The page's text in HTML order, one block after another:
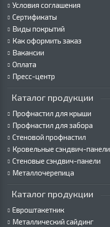
Условия соглашения
Сертификаты
Виды покрытий
Как оформить заказ
Вакансии
Оплата
Пресс-центр
Каталог продукции
Профнастил для крыши
Профнастил для забора
Стеновой профнастил
Кровельные сэндвич-панели
Стеновые сэндвич-панели
Металлочерепица
Каталог продукции
Евроштакетник
Металлический сайдинг